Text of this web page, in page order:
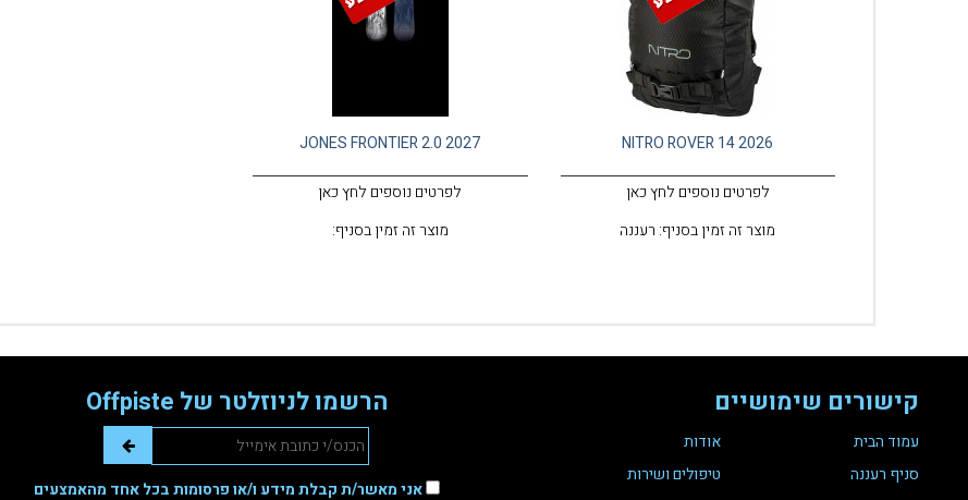
NITRO ROVER 14 2026
לפרטים נוספים לחץ כאן
מוצר זה זמין בסניף: רעננה
JONES FRONTIER 2.0 2027
לפרטים נוספים לחץ כאן
מוצר זה זמין בסניף:
קישורים שימושיים
עמוד הבית
אודות
סניף רעננה
טיפולים ושירות
הרשמו לניוזלטר של Offpiste
אני מאשר/ת קבלת מידע ו/או פרסומות בכל אחד מהאמצעים